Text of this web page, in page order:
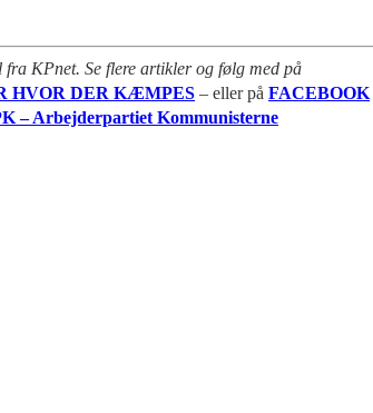
fra KPnet. Se flere artikler og følg med på
HVOR DER KÆMPES – eller på FACEBOOK
– Arbejderpartiet Kommunisterne